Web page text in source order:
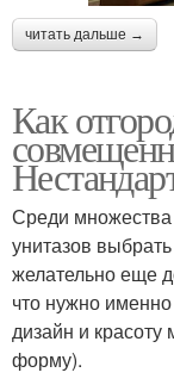
читать дальше →
Как
Среди
унитазов
желательно еще
что нужно
дизайн и
форму).